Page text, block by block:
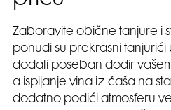
Zaboravite obične tanjure i
ponudi su prekrasni tanjurići
dodati poseban dodir
a ispijanje vina iz čaša na
dodatno podići atmosferu